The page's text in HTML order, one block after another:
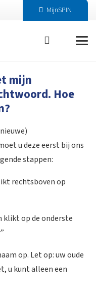
MijnSPIN
mijn
Hoe
u deze eerst bij ons
stappen:
rechtsboven op
klikt op de onderste
op. Let op: uw oude
u kunt alleen een